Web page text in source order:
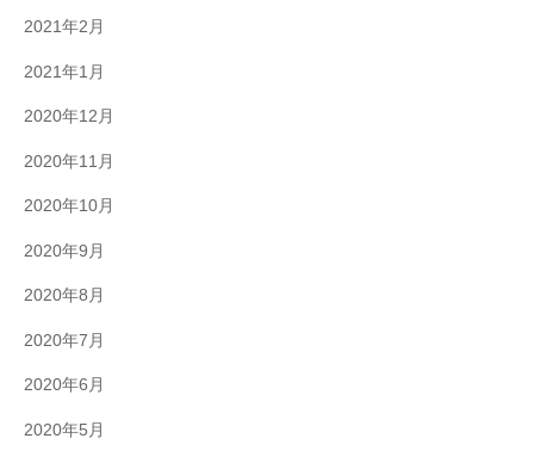
2021年2月
2021年1月
2020年12月
2020年11月
2020年10月
2020年9月
2020年8月
2020年7月
2020年6月
2020年5月